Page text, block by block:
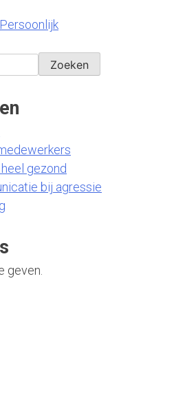
Persoonlijk
Zoeken
gezond
bij agressie
geven.